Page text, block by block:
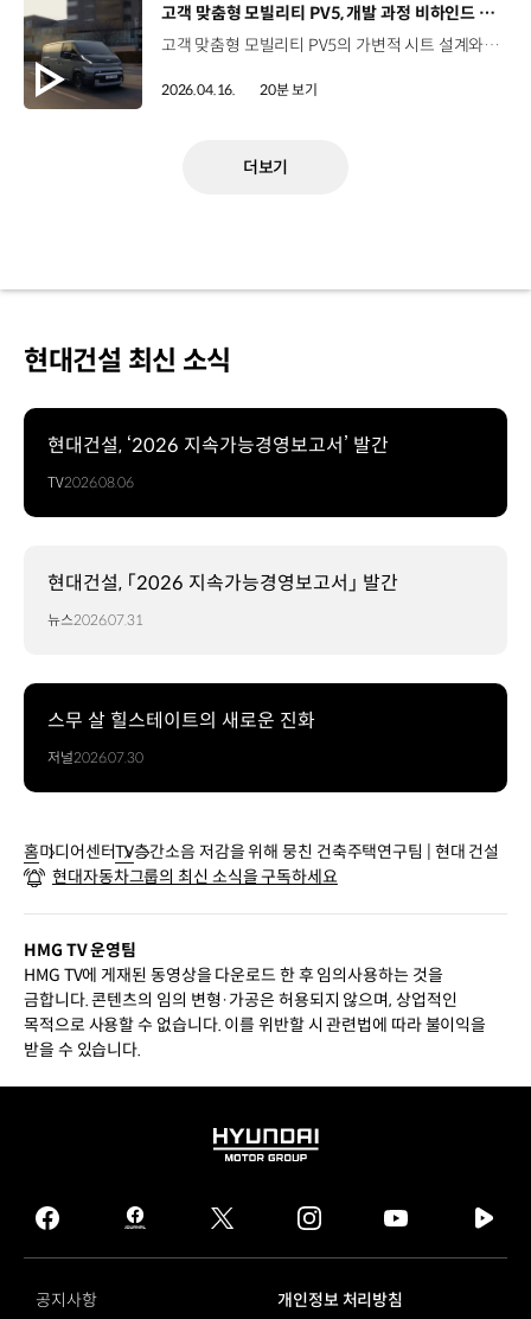
[동영상]
고객 맞춤형 모빌리티 PV5, 개발 과정 비하인드 스토리
고객 맞춤형 모빌리티 PV5의 가변적 시트 설계와 최첨단 사양까지.승차감과 내구성을 모두 확보하기 위한 고민,연구원이 직접 밝히는 PV5 개발 스토리를 지금 만나보세요. 00:00 하이라이트00:49 PV5 프로젝트를 맡았을 때, 들었던 생각?02:06 Trial-고객의 니즈에서 개발을 시작한 PV5 프로젝트04:20 Modify-시트를 자동차 바닥으로 넣을 수 있다면? 카고 하이루프 ‘팝업 싱킹 시트’ 개발 스토리07:02 Modify-안전성과 승차감을 충족하는 현가장치 ‘후륜 사이드로드 발생형 CTBA’ 개발 스토리11:02 Modify-비즈니스의 무한 확장을 가능하게 하는 ‘신규 인포테인먼트‘ 개발 스토리12:50 Improve-운전하기 편안한 전기 밴13:29 Improve-넓은 실내공간 확보를 위한 노력14:37 최소 회전 반경 5.5m, 경차 수준의 회전 반경 확보한 PV516:05 안드로이드 기반 AAOS 최초로 적용한 PV517:46 ‘이게 정말 되네?’ 연구원들의 솔직한 PV5 개발 소감 #기아 #TMI토크 #PV5 #PV5카고 #PV5패신저 #PV5택시 #PV5하이루프 #PBV #PV5개발과정 #PV5특화기능 #PV5성능 #PV5공간활용 #PV5승차감 #PV5안정성 #고객맞춤형모빌리티 유튜브 바로 가기 >
2026.04.16. 20분 보기
더보기
현대건설 최신 소식
현대건설, ‘2026 지속가능경영보고서’ 발간
TV2026.08.06
현대건설, 「2026 지속가능경영보고서」 발간
뉴스2026.07.31
스무 살 힐스테이트의 새로운 진화
저널2026.07.30
홈미디어센터TV층간소음 저감을 위해 뭉친 건축주택연구팀 | 현대 건설
현대자동차그룹의 최신 소식을 구독하세요
HMG TV 운영팀
HMG TV에 게재된 동영상을 다운로드 한 후 임의사용하는 것을
금합니다. 콘텐츠의 임의 변형·가공은 허용되지 않으며, 상업적인
목적으로 사용할 수 없습니다. 이를 위반할 시 관련법에 따라 불이익을
받을 수 있습니다.
HYUNDAI
GROUP
facebook
hmg
journal
twitter instagram
tv
공지사항
개인정보 처리방침